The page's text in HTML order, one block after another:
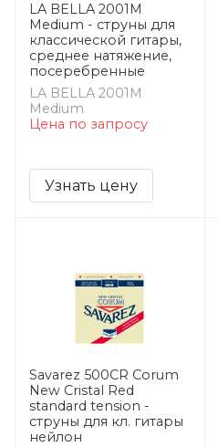
LA BELLA 2001M
Medium - струны для
классической гитары,
среднее натяжение,
посеребренные
LA BELLA 2001M
Medium
Цена по запросу
Узнать цену
Savarez 500CR Corum
New Cristal Red
standard tension -
струны для кл. гитары
нейлон